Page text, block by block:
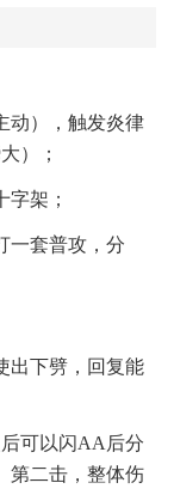
动），触发炎律
）；
架；
一套普攻，分
出下劈，回复能
可以闪AA后分
第二击，整体伤